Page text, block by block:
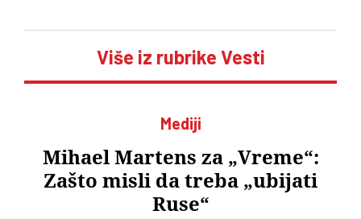
Više iz rubrike Vesti
Mediji
Mihael Martens za „Vreme“:
Zašto misli da treba „ubijati
Ruse“